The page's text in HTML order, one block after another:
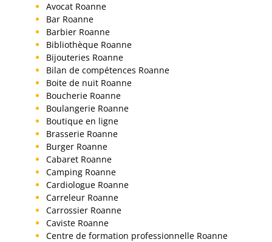
Avocat Roanne
Bar Roanne
Barbier Roanne
Bibliothèque Roanne
Bijouteries Roanne
Bilan de compétences Roanne
Boite de nuit Roanne
Boucherie Roanne
Boulangerie Roanne
Boutique en ligne
Brasserie Roanne
Burger Roanne
Cabaret Roanne
Camping Roanne
Cardiologue Roanne
Carreleur Roanne
Carrossier Roanne
Caviste Roanne
Centre de formation professionnelle Roanne